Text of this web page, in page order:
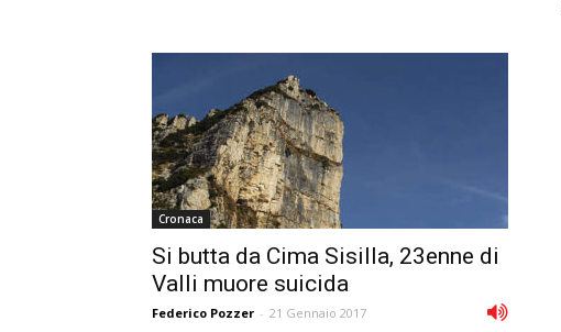
Cronaca
Si butta da Cima Sisilla, 23enne di
Valli muore suicida
Federico Pozzer - 21 Gennaio 2017